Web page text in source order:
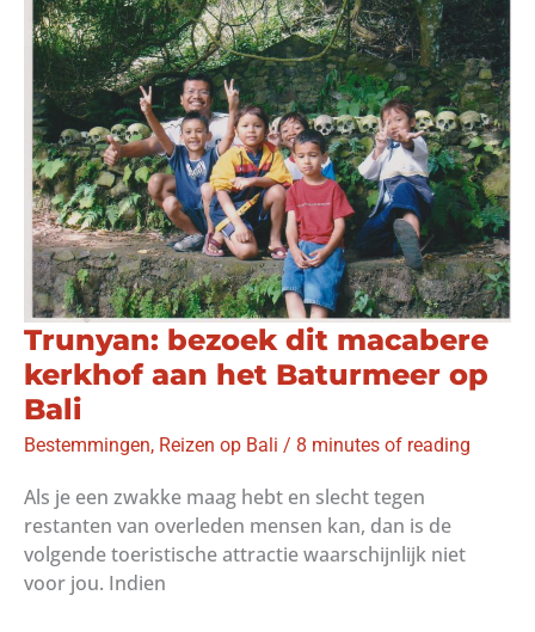
liever
niet
deze
dagen
Trunyan: bezoek dit macabere
kerkhof aan het Baturmeer op
Bali
Bestemmingen, Reizen op Bali / 8 minutes of reading
Als je een zwakke maag hebt en slecht tegen
restanten van overleden mensen kan, dan is de
volgende toeristische attractie waarschijnlijk niet
voor jou. Indien